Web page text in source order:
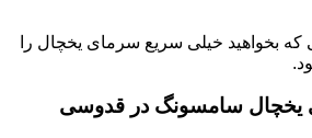
که بخواهید خیلی سریع سرمای یخچال را
یخچال سامسونگ در قدوسی